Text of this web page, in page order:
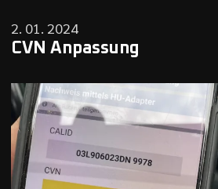
2. 01. 2024
CVN Anpassung